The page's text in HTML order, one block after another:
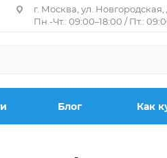
г. Москва, ул. Новгородская,
Пн.-Чт.: 09:00–18:00 / Пт.:
Блог Как